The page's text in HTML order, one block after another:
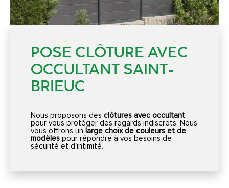
POSE CLÔTURE AVEC
OCCULTANT SAINT-
BRIEUC
Nous proposons des clôtures avec occultant,
pour vous protéger des regards indiscrets. Nous
vous offrons un large choix de couleurs et de
modèles pour répondre à vos besoins de
sécurité et d'intimité.